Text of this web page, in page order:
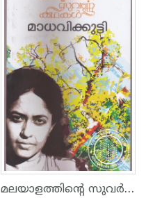
മലയാളത്തിന്റെ സുവര്‍ണ്ണ കഥകള്‍ - മാധവിക്കുട്ടി